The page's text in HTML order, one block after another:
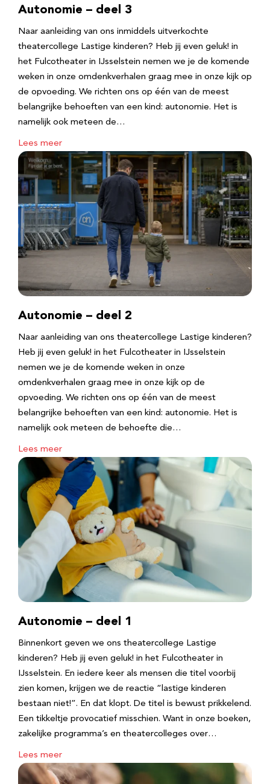
Autonomie – deel 3
Naar aanleiding van ons inmiddels uitverkochte
theatercollege Lastige kinderen? Heb jij even geluk! in
het Fulcotheater in IJsselstein nemen we je de komende
weken in onze omdenkverhalen graag mee in onze kijk op
de opvoeding. We richten ons op één van de meest
belangrijke behoeften van een kind: autonomie. Het is
namelijk ook meteen de…
Lees meer
Autonomie – deel 2
Naar aanleiding van ons theatercollege Lastige kinderen?
Heb jij even geluk! in het Fulcotheater in IJsselstein
nemen we je de komende weken in onze
omdenkverhalen graag mee in onze kijk op de
opvoeding. We richten ons op één van de meest
belangrijke behoeften van een kind: autonomie. Het is
namelijk ook meteen de behoefte die…
Lees meer
Autonomie – deel 1
Binnenkort geven we ons theatercollege Lastige
kinderen? Heb jij even geluk! in het Fulcotheater in
IJsselstein. En iedere keer als mensen die titel voorbij
zien komen, krijgen we de reactie “lastige kinderen
bestaan niet!”. En dat klopt. De titel is bewust prikkelend.
Een tikkeltje provocatief misschien. Want in onze boeken,
zakelijke programma’s en theatercolleges over…
Lees meer